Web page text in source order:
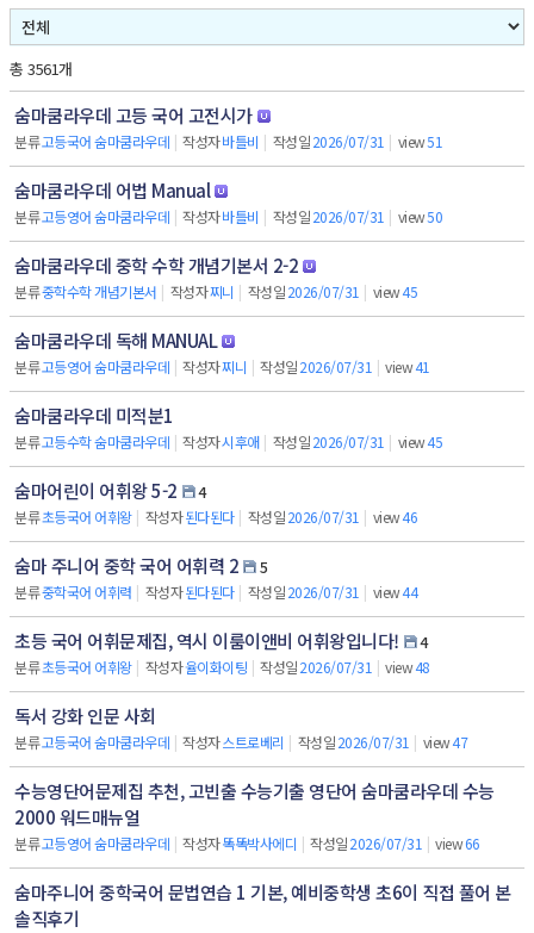
총 3561개
숨마쿰라우데 고등 국어 고전시가
분류고등국어 숨마쿰라우데 | 작성자바틀비 | 작성일2026/07/31 | view51
숨마쿰라우데 어법 Manual
분류고등영어 숨마쿰라우데 | 작성자바틀비 | 작성일2026/07/31 | view50
숨마쿰라우데 중학 수학 개념기본서 2-2
분류중학수학 개념기본서 | 작성자찌니 | 작성일2026/07/31 | view45
숨마쿰라우데 독해 MANUAL
분류고등영어 숨마쿰라우데 | 작성자찌니 | 작성일2026/07/31 | view41
숨마쿰라우데 미적분1
분류고등수학 숨마쿰라우데 | 작성자시후애 | 작성일2026/07/31 | view45
숨마어린이 어휘왕 5-2
4
분류초등국어 어휘왕 | 작성자된다된다 | 작성일2026/07/31 | view46
숨마 주니어 중학 국어 어휘력 2
5
분류중학국어 어휘력 | 작성자된다된다 | 작성일2026/07/31 | view44
초등 국어 어휘문제집, 역시 이룸이앤비 어휘왕입니다!
4
분류초등국어 어휘왕 | 작성자율이화이팅 | 작성일2026/07/31 | view48
독서 강화 인문 사회
분류고등국어 숨마쿰라우데 | 작성자스트로베리 | 작성일2026/07/31 | view47
수능영단어문제집 추천, 고빈출 수능기출 영단어 숨마쿰라우데 수능
2000 워드매뉴얼
분류고등영어 숨마쿰라우데 | 작성자똑똑박사에디 | 작성일2026/07/31 | view66
숨마주니어 중학국어 문법연습 1 기본, 예비중학생 초6이 직접 풀어 본
솔직후기